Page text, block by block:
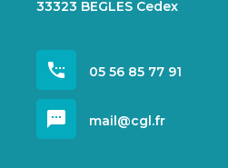
33323 BEGLES Cedex
settings_phone 05 56 85 77 91
sms mail@cgl.fr